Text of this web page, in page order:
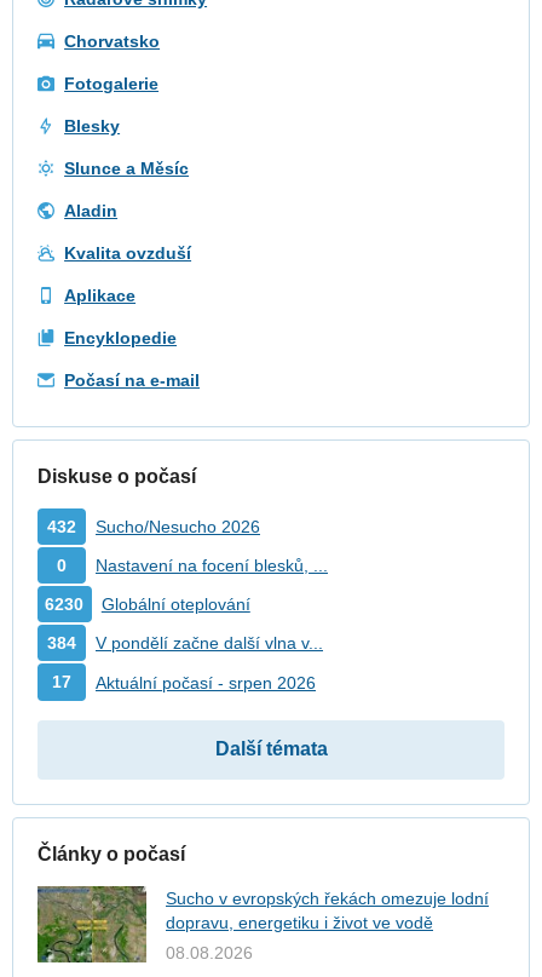
Chorvatsko
Fotogalerie
Blesky
Slunce a Měsíc
Aladin
Kvalita ovzduší
Aplikace
Encyklopedie
Počasí na e-mail
Diskuse o počasí
432 Sucho/Nesucho 2026
0 Nastavení na focení blesků, ...
6230 Globální oteplování
384 V pondělí začne další vlna v...
17 Aktuální počasí - srpen 2026
Další témata
Články o počasí
Sucho v evropských řekách omezuje lodní
dopravu, energetiku i život ve vodě
08.08.2026